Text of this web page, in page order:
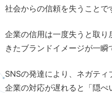
社会からの信頼を失うことで
企業の信用は一度失うと取
きたブランドイメージが一瞬
SNSの発達により、ネガティ
企業の対応が遅れると「隠ぺ